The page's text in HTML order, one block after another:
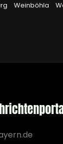
Weinböhla